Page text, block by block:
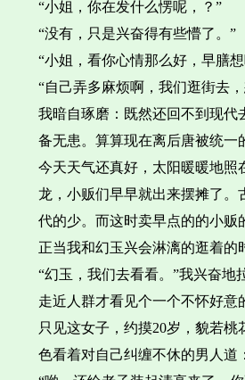
“小姐，你在发什么愣呢，？”
“没有，只是兴奋得有些懵了。”
“小姐，看你心情那么好，早膳
“自己弄多麻烦啊，我们逛街去
我暗自琢磨：既然还回不到现代
备无患。算算现在离后唐被统一
今天天气还真好，太阳暖暖地照
龙，小贩们早早就出来摆摊了。
代的少。而这时卖早点的的小贩
正当我和幻玉兴会淋漓的逛着的
“幻玉，我们去看看。”我兴奋地
走近人群才看见个一个不怀好意
只见这女子，约摸20岁，貌若
色看着对自己纠缠不休的男人道